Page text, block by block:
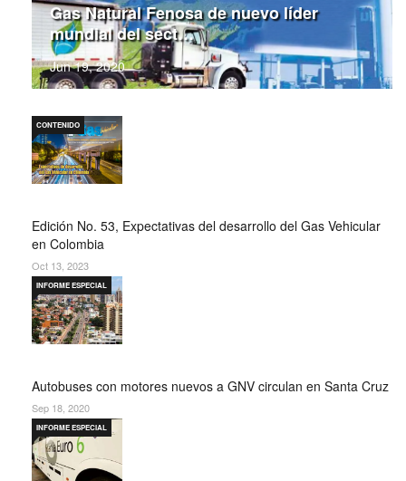
Gas Natural Fenosa de nuevo líder
mundial del sect…
Jun 19, 2020
Edición No. 53, Expectativas del desarrollo del Gas Vehicular
en Colombia
CONTENIDO
Oct 13, 2023
Autobuses con motores nuevos a GNV circulan en Santa Cruz
INFORME ESPECIAL
Sep 18, 2020
INFORME ESPECIAL